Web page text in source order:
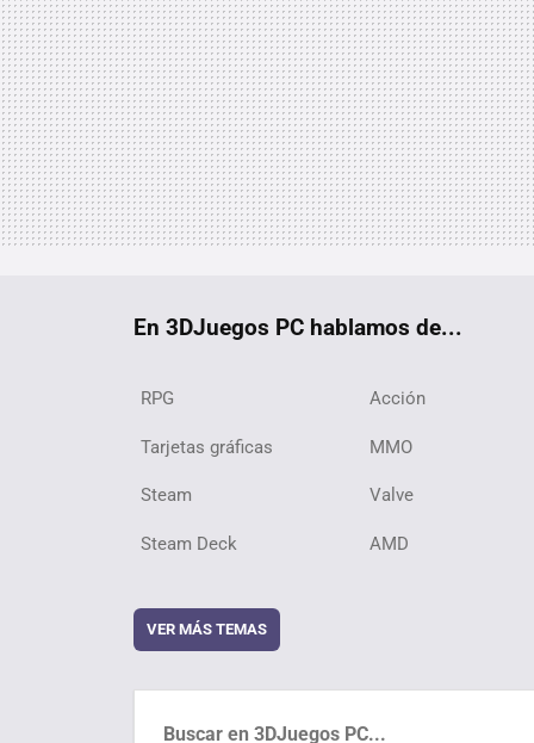
En 3DJuegos PC hablamos de...
RPG Acción
Tarjetas gráficas MMO
Steam Valve
Steam Deck AMD
VER MÁS TEMAS